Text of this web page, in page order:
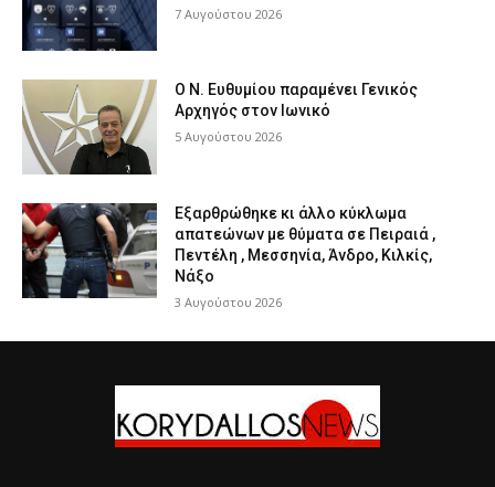
7 Αυγούστου 2026
Ο Ν. Ευθυμίου παραμένει Γενικός
Αρχηγός στον Ιωνικό
5 Αυγούστου 2026
Εξαρθρώθηκε κι άλλο κύκλωμα
απατεώνων με θύματα σε Πειραιά ,
Πεντέλη , Μεσσηνία, Άνδρο, Κιλκίς,
Νάξο
3 Αυγούστου 2026